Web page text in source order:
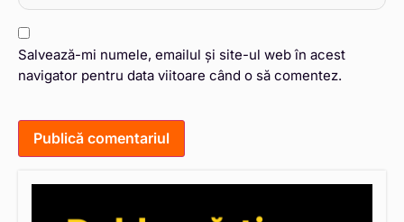
Salvează-mi numele, emailul și site-ul web în acest
navigator pentru data viitoare când o să comentez.